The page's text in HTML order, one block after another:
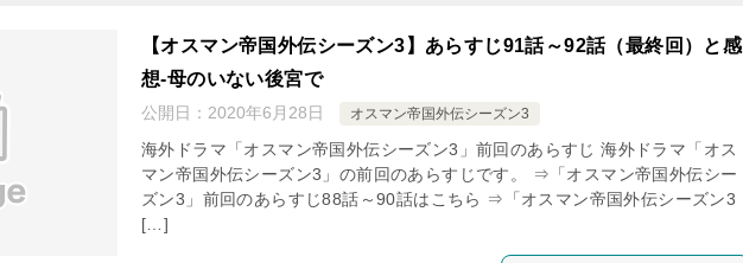
【オスマン帝国外伝シーズン3】あらすじ91話～92話（最終回）と感
想-母のいない後宮で
公開日： 2020年6月28日 オスマン帝国外伝シーズン3
海外ドラマ「オスマン帝国外伝シーズン3」前回のあらすじ 海外ドラマ「オス
マン帝国外伝シーズン3」の前回のあらすじです。 ⇒「オスマン帝国外伝シー
ズン3」前回のあらすじ88話～90話はこちら ⇒「オスマン帝国外伝シーズン3
[…]